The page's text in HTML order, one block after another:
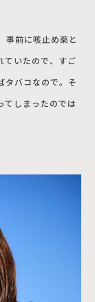
事前に咳止め薬と
ていたので、すご
タバコなので。そ
てしまったのでは